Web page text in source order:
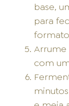
base,
para
Arrume
com